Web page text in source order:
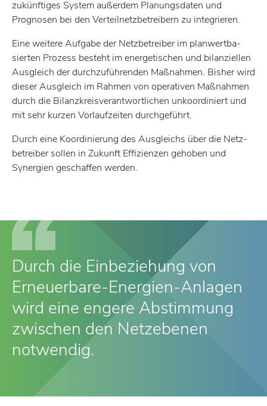
zukünf­tiges System außerdem Planungs­daten und
Prognosen bei den Verteil­netz­be­trei­bern zu inte­grieren.
Eine weitere Aufgabe der Netz­be­treiber im plan­wert­ba­
sierten Prozess besteht im ener­ge­ti­schen und bilan­zi­ellen
Ausgleich der durch­zu­füh­renden Maßnahmen. Bisher wird
dieser Ausgleich im Rahmen von opera­tiven Maßnahmen
durch die Bilanz­kreis­ver­ant­wort­li­chen unko­or­di­niert und
mit sehr kurzen Vorlauf­zeiten durch­ge­führt.
Durch eine Koor­di­nie­rung des Ausgleichs über die Netz­
be­treiber sollen in Zukunft Effi­zi­enzen gehoben und
Syner­gien geschaffen werden.
Durch die Einbeziehung von
Erneuerbare-Energien-Anlagen
wird eine engere Abstimmung
zwischen den Netzebenen
notwendig.